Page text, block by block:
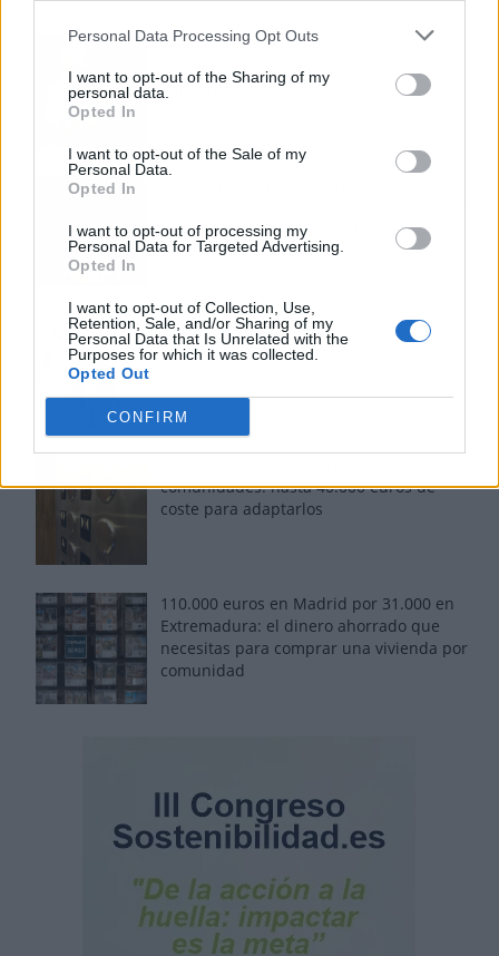
Personal Data Processing Opt Outs
I want to opt-out of the Sharing of my
personal data.
Opted In
I want to opt-out of the Sale of my
Personal Data.
Opted In
I want to opt-out of processing my
Personal Data for Targeted Advertising.
Opted In
I want to opt-out of Collection, Use,
Retention, Sale, and/or Sharing of my
Personal Data that Is Unrelated with the
Purposes for which it was collected.
Opted Out
CONFIRM
Tom Jones demuestra en Madrid que su
voz sigue desafiando implacable el paso
del tiempo
enciende el debate sobre los 'bous al
carrer'
La salud mental ya causa una de cada
cinco bajas laborales
comunidades: hasta 40.000 euros de
coste para adaptarlos
110.000 euros en Madrid por 31.000 en
Extremadura: el dinero ahorrado que
necesitas para comprar una vivienda por
comunidad